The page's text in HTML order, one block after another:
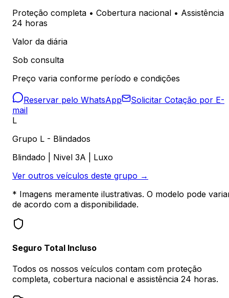
Proteção completa • Cobertura nacional • Assistência
24 horas
Valor da diária
Sob consulta
Preço varia conforme período e condições
Reservar pelo WhatsApp
Solicitar Cotação por E-
mail
L
Grupo L - Blindados
Blindado | Nivel 3A | Luxo
Ver outros veículos deste grupo →
* Imagens meramente ilustrativas. O modelo pode
de acordo com a disponibilidade.
Seguro Total Incluso
Todos os nossos veículos contam com proteção
completa, cobertura nacional e assistência 24 horas.